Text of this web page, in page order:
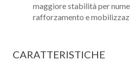
maggiore stabilità per
rafforzamento e
CARATTERISTICHE